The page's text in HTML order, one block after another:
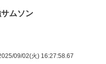
ムソン
09/02(火) 16:27:58.67